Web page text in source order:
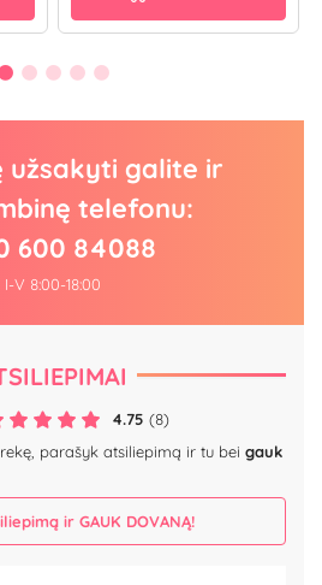
užsakyti galite ir
telefonu:
600 84088
I-V 8:00-18:00
4.75 (8)
parašyk atsiliepimą ir tu bei gauk
ir GAUK DOVANĄ!